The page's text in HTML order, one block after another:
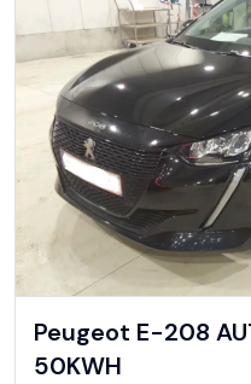
Peugeot E-208
50KWH